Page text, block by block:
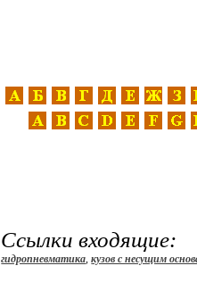
Ссылки входящие:
гидропневматика,кузов с несущим